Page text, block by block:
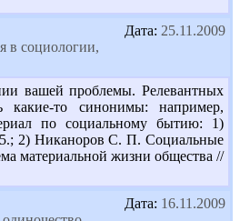
Дата: 25.11.2009
в социологии,
вашей проблемы. Релевантных
какие-то синонимы: например,
по социальному бытию: 1)
2) Никаноров С. П. Социальные
материальной жизни общества //
Дата: 16.11.2009